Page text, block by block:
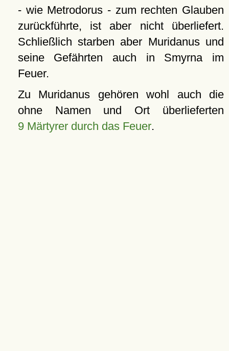
- wie Metrodorus - zum rechten Glauben
zurückführte, ist aber nicht überliefert.
Schließlich starben aber Muridanus und
seine Gefährten auch in Smyrna im
Feuer.
Zu Muridanus gehören wohl auch die
ohne Namen und Ort überlieferten
9 Märtyrer durch das Feuer.